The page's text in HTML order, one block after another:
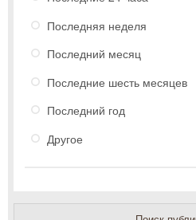
Последняя неделя
Последний месяц
Последние шесть месяцев
Последний год
Другое